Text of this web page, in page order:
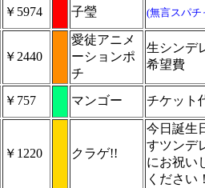
￥5974 子瑩 (無言スパチ
￥2440
愛徒アニメ
ーションポ
チ
生シンデ
希望費
￥757 マンゴー チケット
￥1220 クラゲ!!
今日誕生
すツンデ
にお祝い
ください